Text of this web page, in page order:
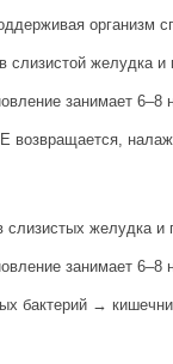
организм
слизистой желудка
занимает 6–8
слизистых желудка
занимает 6–8
бактерий →